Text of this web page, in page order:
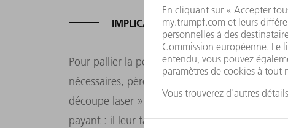
IMPLICATION DE TOUTE LA FAMILLE
Pour pallier la pénurie d'approvisionnement
nécessaires, père et fils ont déterminé qu'ils
découpe laser ». Il était clair pour eux dès le
payant : il leur fallait une machine de